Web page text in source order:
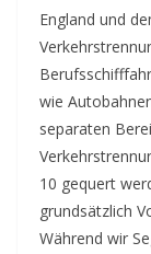
England und
wie
separaten
10 gequert
grundsätzlich
Während wir